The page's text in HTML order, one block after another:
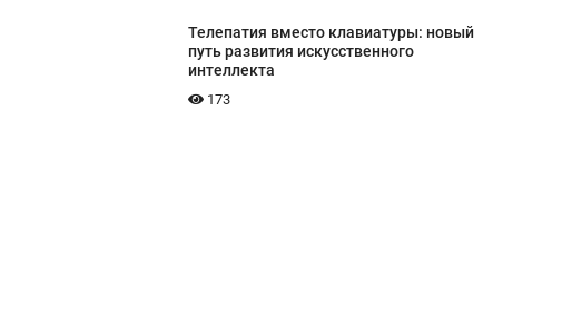
Телепатия вместо клавиатуры: новый
путь развития искусственного
интеллекта
173